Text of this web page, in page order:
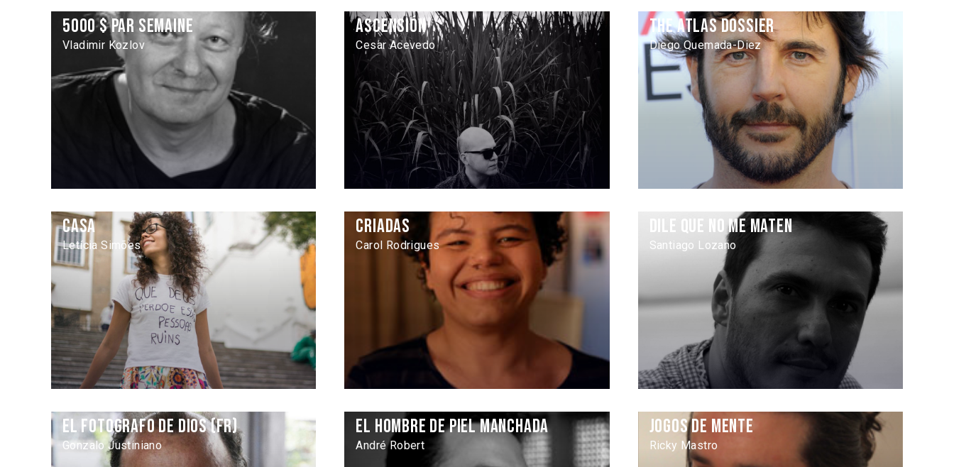
5000 $ par semaine
Vladimir Kozlov
Ascensión
Cesar Acevedo
The Atlas Dossier
Diego Quemada-Diez
Casa
Letícia Simões
Criadas
Carol Rodrigues
Dile que no me maten
Santiago Lozano
El fotografo de dios (fr)
Gonzalo Justiniano
El hombre de piel manchada
André Robert
Jogos de Mente
Ricky Mastro